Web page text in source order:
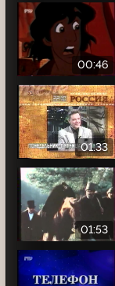
00:46
01:33
01:53